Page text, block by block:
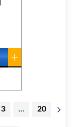
3 ... 20